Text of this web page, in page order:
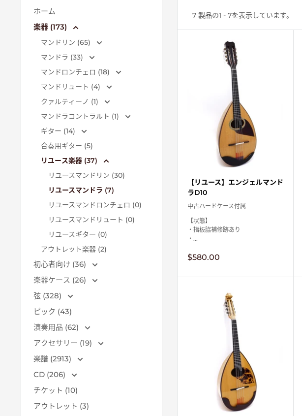
ホーム
楽器 (173)
マンドリン (65)
マンドラ (33)
マンドロンチェロ (18)
マンドリュート (4)
クァルティーノ (1)
マンドラコントラルト (1)
ギター (14)
合奏用ギター (5)
リユース楽器 (37)
リユースマンドリン (30)
リユースマンドラ (7)
リユースマンドロンチェロ (0)
リユースマンドリュート (0)
リユースギター (0)
アウトレット楽器 (2)
初心者向け (36)
楽器ケース (26)
弦 (328)
ピック (43)
演奏用品 (62)
アクセサリー (19)
楽譜 (2913)
CD (206)
チケット (10)
アウトレット (3)
7 製品の1 - 7を表示しています。
【リユース】エンジェルマンド
ラD10
中古ハードケース付属
【状態】
・指板脇補修跡あり
・...
販
格
$580.00